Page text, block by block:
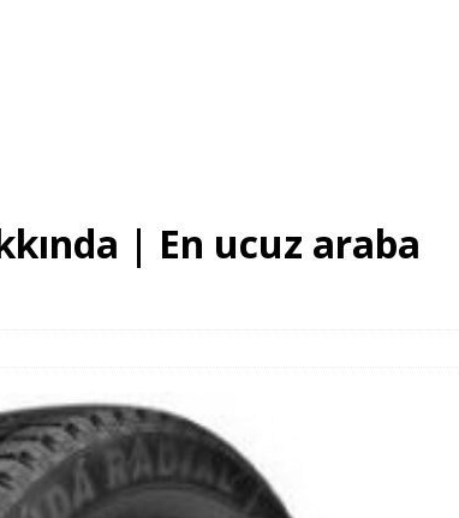
| En ucuz araba